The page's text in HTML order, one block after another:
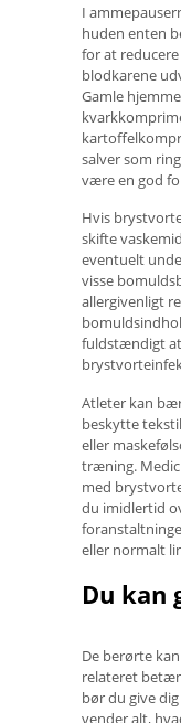
I
huden enten
for at
blodkarene
Gamle
salver som
være en god
Hvis
skifte
eventuelt
visse
allergivenligt
fuldstændigt
Atleter kan
beskytte
eller
træning.
med
du imidlertid
eller normalt
Du kan
De berørte
relateret
bør du give
vender alt,